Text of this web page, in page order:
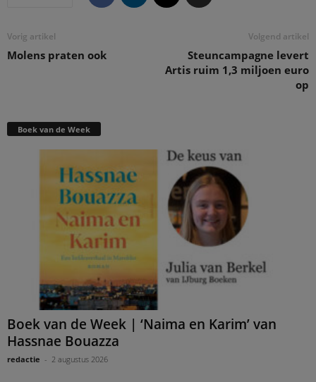
Vorig artikel
Molens praten ook
Volgend artikel
Steuncampagne levert
Artis ruim 1,3 miljoen euro
op
Boek van de Week
Boek van de Week | ‘Naima en Karim’ van
Hassnae Bouazza
redactie - 2 augustus 2026